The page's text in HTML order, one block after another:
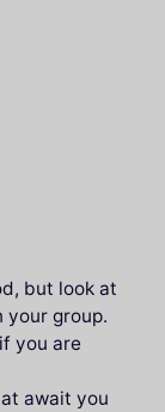
but look at
your group.
you are
await you